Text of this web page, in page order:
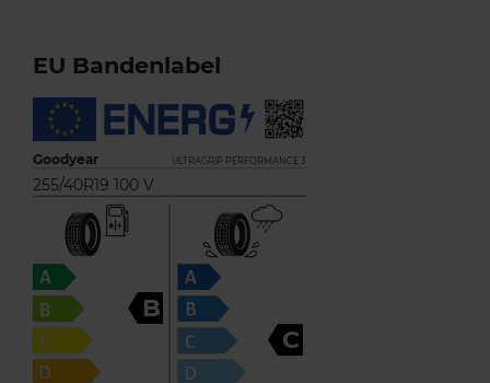
EU Bandenlabel
Goodyear ULTRAGRIP PERFORMANCE 3
255/40R19 100 V
B
C